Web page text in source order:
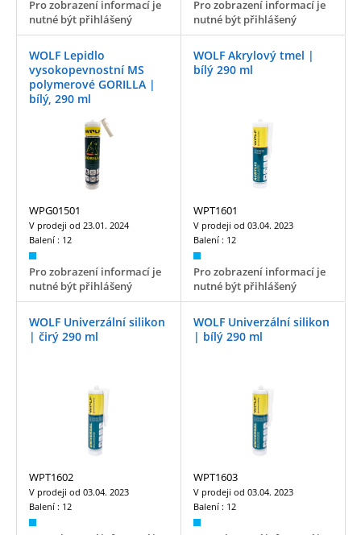
Pro zobrazení informací je
nutné být přihlášený
Pro zobrazení informací je
nutné být přihlášený
WOLF Lepidlo
vysokopevnostní MS
polymerové GORILLA |
bílý, 290 ml
WPG01501
V prodeji od 23.01. 2024
Balení : 12
Pro zobrazení informací je
nutné být přihlášený
WOLF Akrylový tmel |
bílý 290 ml
WPT1601
V prodeji od 03.04. 2023
Balení : 12
Pro zobrazení informací je
nutné být přihlášený
WOLF Univerzální silikon
| čirý 290 ml
WPT1602
V prodeji od 03.04. 2023
Balení : 12
WOLF Univerzální silikon
| bílý 290 ml
WPT1603
V prodeji od 03.04. 2023
Balení : 12